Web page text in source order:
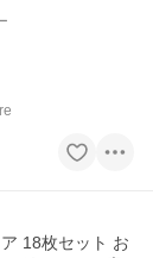
18枚セット お